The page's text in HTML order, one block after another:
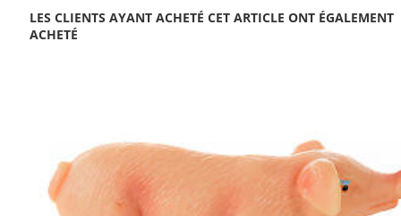
LES CLIENTS AYANT ACHETÉ CET ARTICLE ONT ÉGALEMENT
ACHETÉ